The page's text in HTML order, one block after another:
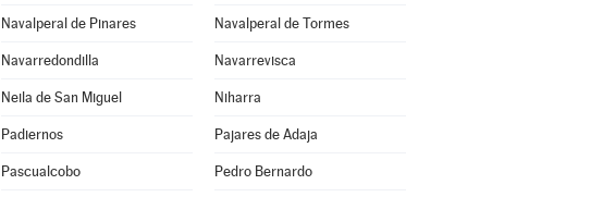
Navalperal de Pinares Navalperal de Tormes
Navarredondilla Navarrevisca
Neila de San Miguel Niharra
Padiernos Pajares de Adaja
Pascualcobo Pedro Bernardo